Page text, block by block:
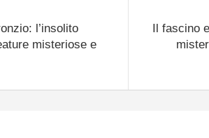
l’insolito
misteriose e
Il fascino